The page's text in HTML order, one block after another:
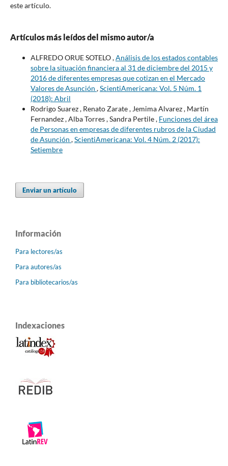
este artículo.
Artículos más leídos del mismo autor/a
ALFREDO ORUE SOTELO ,Análisis de los estados contables
sobre la situación financiera al 31 de diciembre del 2015 y
2016 de diferentes empresas que cotizan en el Mercado
Valores de Asunción ,ScientiAmericana: Vol. 5 Núm. 1
(2018): Abril
Rodrigo Suarez , Renato Zarate , Jemima Alvarez , Martín
Fernandez , Alba Torres , Sandra Pertile , Funciones del área
de Personas en empresas de diferentes rubros de la Ciudad
de Asunción ,ScientiAmericana: Vol. 4 Núm. 2 (2017):
Setiembre
Enviar un artículo
Información
Para lectores/as
Para autores/as
Para bibliotecarios/as
Indexaciones